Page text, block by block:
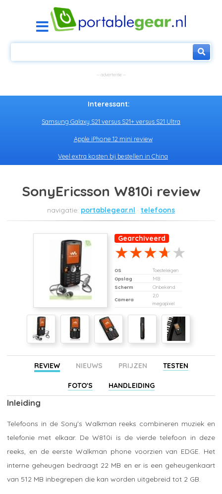
Interessant:
Samsung Galaxy S21 versus S21+ versus S21 Ultra
Apple iPhone 12 mini review
Veel extra kosten bij bestellen in China
SonyEricsson W810i review
portablegear.nl telefoons
Gearchiveerd
OS
Toesteleigen
Opslag
MB
Scherm
Onbekend
Camera
2,0
megapixel
REVIEW NIEUWS PRIJZEN TESTEN
FOTO'S HANDLEIDING
Inleiding
Telefoons in de Sony's Walkman reeks combineren muziek en
telefonie met elkaar. De W810i is de vierde telefoon in deze
reeks, en de eerste Walkman phone voorzien van EDGE. Het
interne geheugen bedraagt 22 MB en er is een geheugenkaart
van 512 MB inbegrepen die kan worden uitgebreid tot 2 GB.